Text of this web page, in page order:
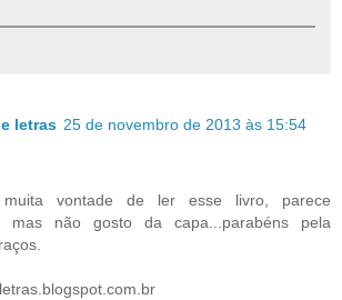
letras 25 de novembro de 2013 às 15:54
vontade de ler esse livro, parece
mas não gosto da capa...parabéns pela